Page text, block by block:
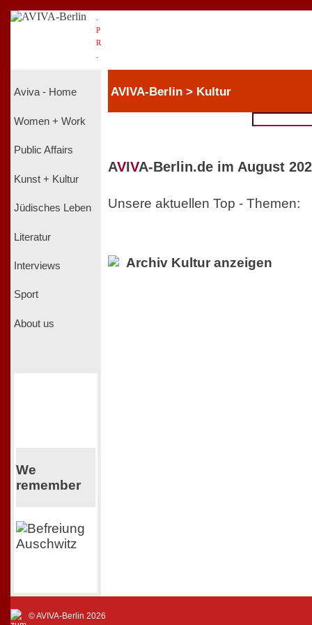
P
R
Aviva - Home
Women + Work
Public Affairs
Kunst + Kultur
Jüdisches Leben
Literatur
Interviews
Sport
About us
We
remember
AVIVA-Berlin > Kultur
AVIVA-Berlin.de im August
Unsere aktuellen Top - Themen:
Archiv Kultur anzeigen
© AVIVA-Berlin 2026